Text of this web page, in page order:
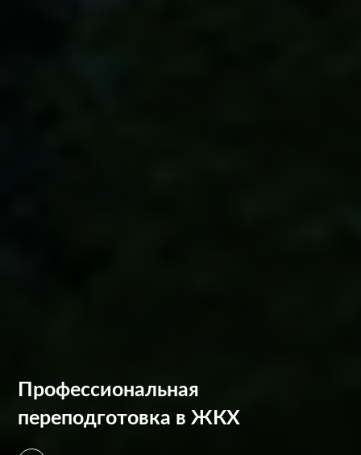
Профессиональная
переподготовка в ЖКХ